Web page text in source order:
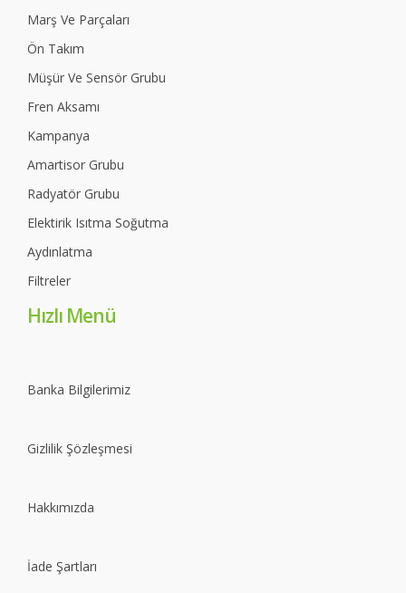
Marş Ve Parçaları
Ön Takım
Müşür Ve Sensör Grubu
Fren Aksamı
Kampanya
Amartisor Grubu
Radyatör Grubu
Elektirik Isıtma Soğutma
Aydınlatma
Filtreler
Hızlı Menü
Banka Bilgilerimiz
Gizlilik Şözleşmesi
Hakkımızda
İade Şartları